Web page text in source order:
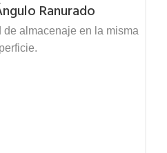
Ranurado
almacenaje en la misma